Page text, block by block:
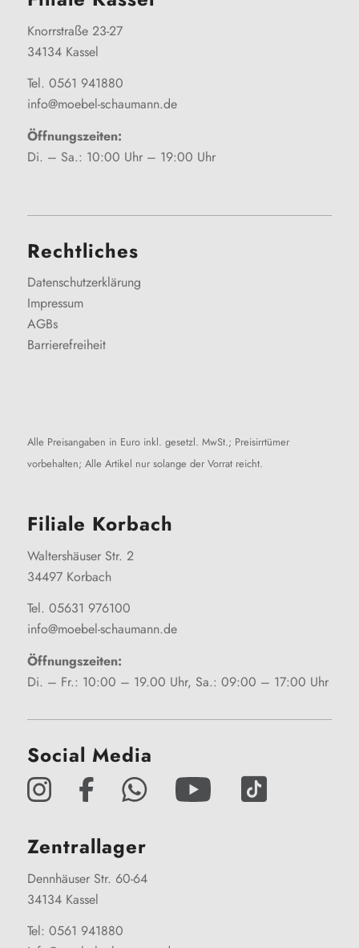
Knorrstraße 23-27
34134 Kassel
Tel. 0561 941880
info@moebel-schaumann.de
Öffnungszeiten:
Di. – Sa.: 10:00 Uhr – 19:00 Uhr
Rechtliches
Datenschutzerklärung
Impressum
AGBs
Barrierefreiheit
Alle Preisangaben in Euro inkl. gesetzl. MwSt.; Preisirrtümer
vorbehalten; Alle Artikel nur solange der Vorrat reicht.
Filiale Korbach
Waltershäuser Str. 2
34497 Korbach
Tel. 05631 976100
info@moebel-schaumann.de
Öffnungszeiten:
Di. – Fr.: 10:00 – 19.00 Uhr, Sa.: 09:00 – 17:00 Uhr
Social Media
Zentrallager
Dennhäuser Str. 60-64
34134 Kassel
Tel: 0561 941880